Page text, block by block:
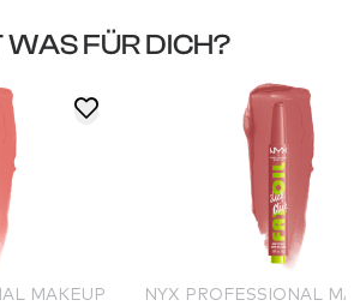
WAS FÜR DICH?
MAKEUP NYX PROFESSIONAL